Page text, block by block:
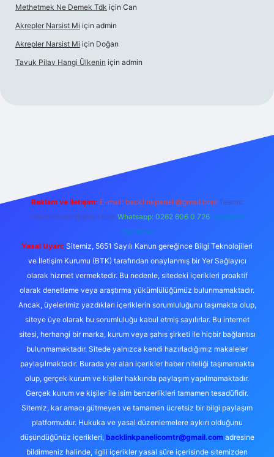
Methetmek Ne Demek Tdk için Can
Akrepler Narsist Mi için admin
Akrepler Narsist Mi için Doğan
Tavuk Pilav Hangi Ülkenin için admin
Reklam ve İletişim: E-mail: backlinkpaneli@gmail.com Teams:
forumhizmeti@gmail.com Whatsapp: 0262 606 0 726 Telegram:
@karabul
Yasal Uyarı: Sitemiz, 5651 Sayılı Kanun gereğince Bilgi Teknolojileri
ve İletişim Kurumu (BTK) tarafından onaylanmış bir Yer Sağlayıcı
olarak hizmet vermektedir. Bu nedenle, sitedeki içerikleri proaktif
olarak denetleme veya araştırma yükümlülüğümüz bulunmamaktadır.
Ancak, üyelerimiz yazdıkları içeriklerin sorumluluğunu taşımakta olup,
siteye üye olarak bu sorumluluğu kabul etmiş sayılırlar. Bu internet
sitesi, herhangi bir marka, kurum veya şahıs şirketi ile hiçbir bağlantısı
bulunmamaktadır. Sitede yalnızca kendi hazırladığımız makaleler
paylaşılmaktadır. Burada yer alan içerikler haber niteliği taşımamakta
olup, gerçek kurum ve kişiler hakkında paylaşım yapılmamaktadır.
Gerçek kurum ve kişiler ile isim benzerlikleri tamamen tesadüfidir.
Sitemiz, kar amacı gütmeyen ve tamamen ücretsiz bir bilgi paylaşım
platformudur. Hukuka ve yasal düzenlemelere aykırı olduğunu
düşündüğünüz içerikleri, backlinkpanelicomtr@gmail.comadresine
bildirmeniz halinde, ilgili içerikler yasal süre içerisinde sitemizden